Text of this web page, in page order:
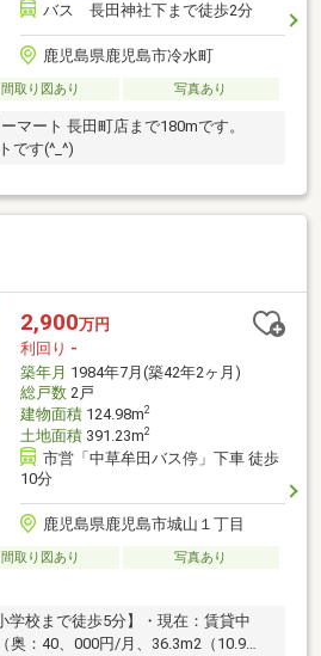
バス 長田神社下まで徒歩2分
鹿児島県鹿児島市冷水町
間取り図あり 写真あり
マート 長田町店まで180mです。
です(^_^)
2,900万円
利回り -
築年月 1984年7月(築42年2ヶ月)
総戸数2戸
建物面積124.98m2
土地面積391.23m2
市営「中草牟田バス停」下車 徒歩
10分
鹿児島県鹿児島市城山１丁目
間取り図あり
写真あり
学校まで徒歩5分】・現在：賃貸中
奥：40、000円/月、36.3m2（10.9